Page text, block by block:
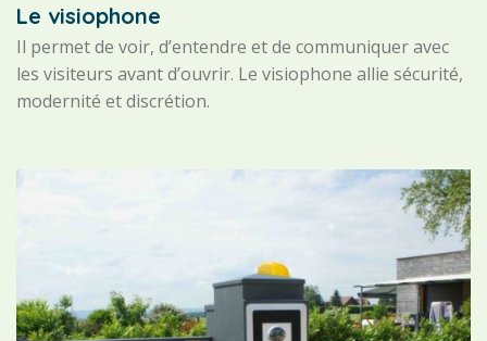
Le visiophone
Il permet de voir, d’entendre et de communiquer avec
les visiteurs avant d’ouvrir. Le visiophone allie sécurité,
modernité et discrétion.